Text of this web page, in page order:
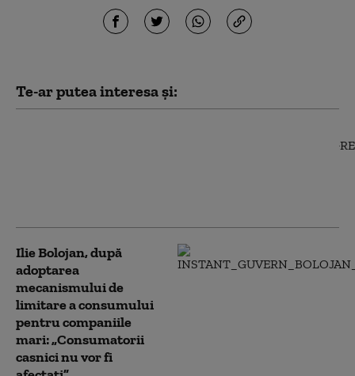
Te-ar putea interesa și:
Ilie Bolojan, după
adoptarea
mecanismului de
limitare a consumului
pentru companiile
mari: „Consumatorii
casnici nu vor fi